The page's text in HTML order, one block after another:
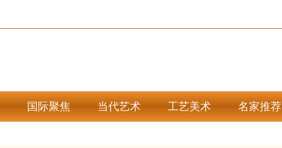
国际聚焦 当代艺术 工艺美术 名家推荐